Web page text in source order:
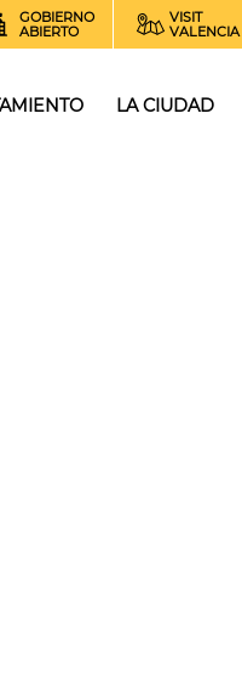
GOBIERNO
ABIERTO
VISIT
VALENCIA
LA CIUDAD